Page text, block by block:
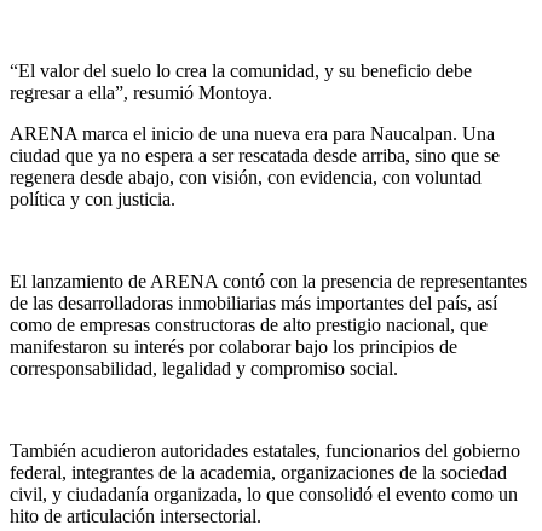
“El valor del suelo lo crea la comunidad, y su beneficio debe
regresar a ella”, resumió Montoya.
ARENA marca el inicio de una nueva era para Naucalpan. Una
ciudad que ya no espera a ser rescatada desde arriba, sino que se
regenera desde abajo, con visión, con evidencia, con voluntad
política y con justicia.
El lanzamiento de ARENA contó con la presencia de representantes
de las desarrolladoras inmobiliarias más importantes del país, así
como de empresas constructoras de alto prestigio nacional, que
manifestaron su interés por colaborar bajo los principios de
corresponsabilidad, legalidad y compromiso social.
También acudieron autoridades estatales, funcionarios del gobierno
federal, integrantes de la academia, organizaciones de la sociedad
civil, y ciudadanía organizada, lo que consolidó el evento como un
hito de articulación intersectorial.